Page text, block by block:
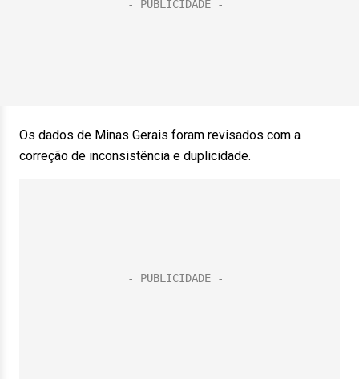
Os dados de Minas Gerais foram revisados com a
correção de inconsistência e duplicidade.